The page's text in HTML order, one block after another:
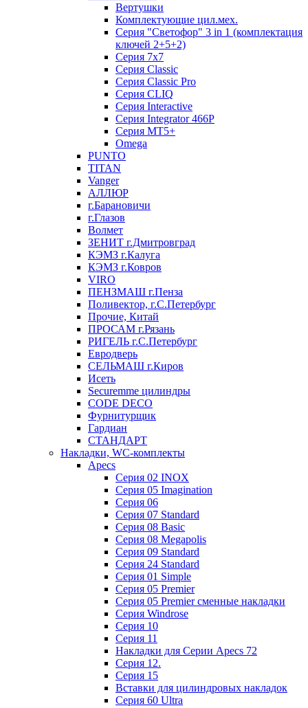
Вертушки
Комплектующие цил.мех.
Серия "Светофор" 3 in 1 (комплектация
ключей 2+5+2)
Серия 7х7
Серия Classic
Серия Classic Pro
Серия CLIQ
Серия Interactive
Серия Integrator 466P
Серия MT5+
Omega
PUNTO
TITAN
Vanger
АЛЛЮР
г.Барановичи
г.Глазов
Волмет
ЗЕНИТ г.Дмитровград
КЭМЗ г.Калуга
КЭМЗ г.Ковров
VIRO
ПЕНЗМАШ г.Пенза
Поливектор, г.С.Петербург
Прочие, Китай
ПРОСАМ г.Рязань
РИГЕЛЬ г.С.Петербург
Евродверь
СЕЛЬМАШ г.Киров
Исеть
Securemme цилиндры
CODE DECO
Фурнитурщик
Гардиан
СТАНДАРТ
Накладки, WC-комплекты
Apecs
Cерия 02 INOX
Cерия 05 Imagination
Cерия 06
Cерия 07 Standard
Cерия 08 Basic
Cерия 08 Megapolis
Cерия 09 Standard
Cерия 24 Standard
Серия 01 Simple
Серия 05 Premier
Серия 05 Premier сменные накладки
Cерия Windrose
Серия 10
Серия 11
Накладки для Серии Apecs 72
Серия 12.
Серия 15
Вставки для цилиндровых накладок
Серия 60 Ultra